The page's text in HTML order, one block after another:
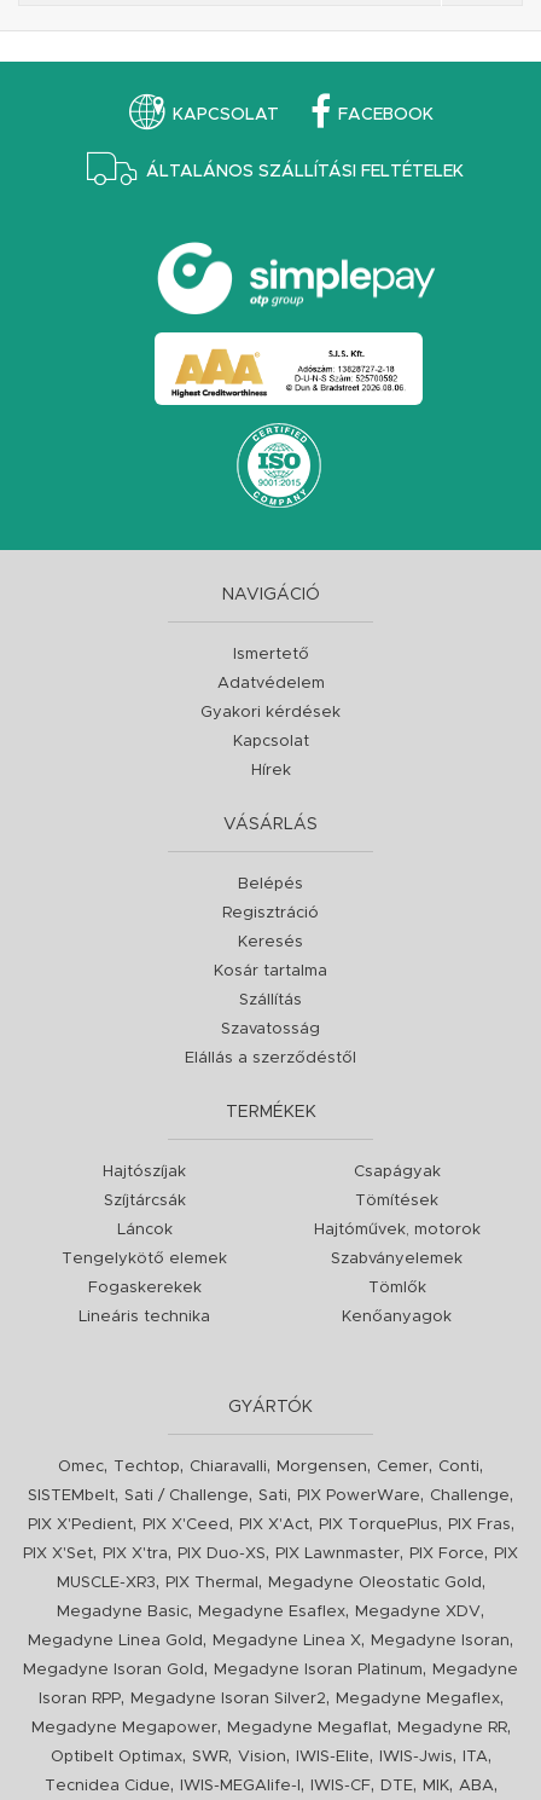
KAPCSOLAT FACEBOOK
ÁLTALÁNOS SZÁLLÍTÁSI FELTÉTELEK
NAVIGÁCIÓ
Ismertető
Adatvédelem
Gyakori kérdések
Kapcsolat
Hírek
VÁSÁRLÁS
Belépés
Regisztráció
Keresés
Kosár tartalma
Szállítás
Szavatosság
Elállás a szerződéstől
TERMÉKEK
Hajtószíjak
Szíjtárcsák
Láncok
Tengelykötő elemek
Fogaskerekek
Lineáris technika
Csapágyak
Tömítések
Hajtóművek, motorok
Szabványelemek
Tömlők
Kenőanyagok
GYÁRTÓK
Omec, Techtop, Chiaravalli, Morgensen, Cemer, Conti,
SISTEMbelt, Sati / Challenge, Sati, PIX PowerWare, Challenge,
PIX X'Pedient, PIX X'Ceed , PIX X'Act, PIX TorquePlus, PIX Fras,
PIX X'Set, PIX X'tra, PIX Duo-XS, PIX Lawnmaster, PIX Force,
PIX
MUSCLE-XR3, PIX Thermal , Megadyne Oleostatic Gold ,
Megadyne Basic, Megadyne Esaflex, Megadyne XDV,
Megadyne Linea Gold , Megadyne Linea X, Megadyne Isoran,
Megadyne Isoran Gold , Megadyne Isoran Platinum,
Megadyne
Isoran RPP, Megadyne Isoran Silver2, Megadyne Megaflex,
Megadyne Megapower, Megadyne Megaflat, Megadyne RR,
Optibelt Optimax, SWR, Vision, IWIS-Elite, IWIS-Jwis, ITA,
Tecnidea Cidue, IWIS-MEGAlife-I , IWIS-CF, DTE, MIK, ABA,